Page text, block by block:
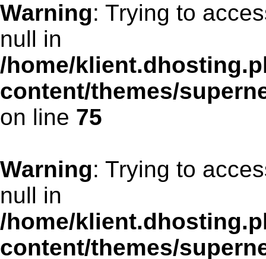
Warning: Trying to
null in
/home/
content/themes/
on line 75
Warning: Trying to
null in
/home/
content/themes/